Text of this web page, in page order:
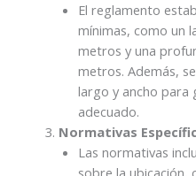
El reglamento
mínimas, como un
metros y una
metros. Además,
largo y ancho para
adecuado.
Normativas
Las normativas